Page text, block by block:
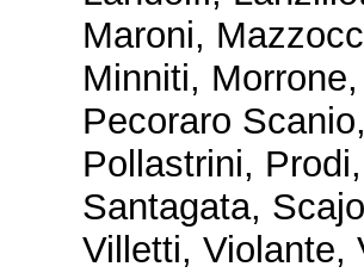
Maroni,
Minniti,
Pecoraro
Pollastrini,
Santagata,
Villetti, Violante,